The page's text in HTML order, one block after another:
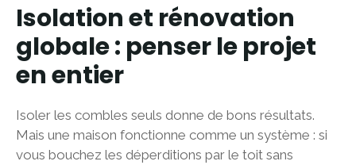
Isolation et rénovation
globale : penser le projet
en entier
Isoler les combles seuls donne de bons résultats.
Mais une maison fonctionne comme un système : si
vous bouchez les déperditions par le toit sans